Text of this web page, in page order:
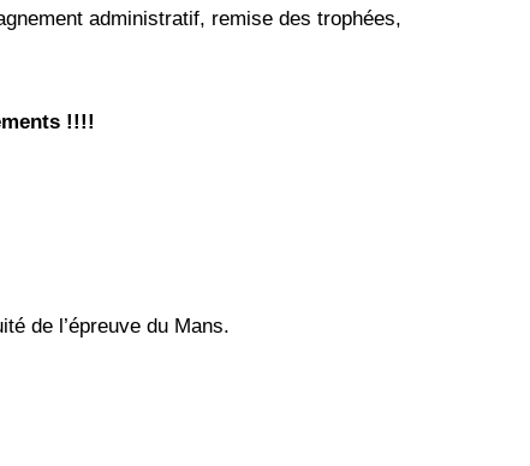
administratif, remise des trophées,
!!!!
de l’épreuve du Mans.